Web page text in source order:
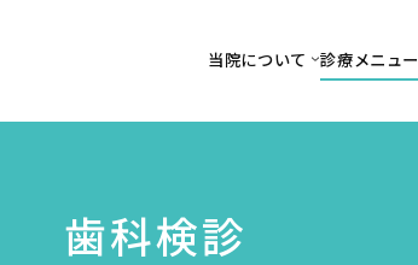
当院について 診療メニュー
歯科検診